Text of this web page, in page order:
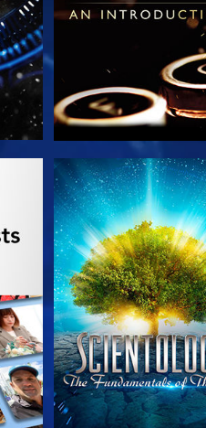
TITTA